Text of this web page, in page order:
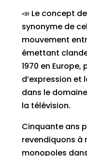
📣 Le concept
synonyme de
mouvement
émettant
1970 en
d’expression et
dans le
la télévision.
Cinquante ans
revendiquons à
monopoles